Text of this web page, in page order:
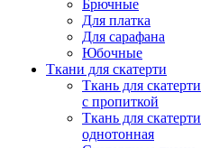
Брючные
Для платка
Для сарафана
Юбочные
Ткани для скатерти
Ткань для скатерти
с пропиткой
Ткань для скатерти
однотонная